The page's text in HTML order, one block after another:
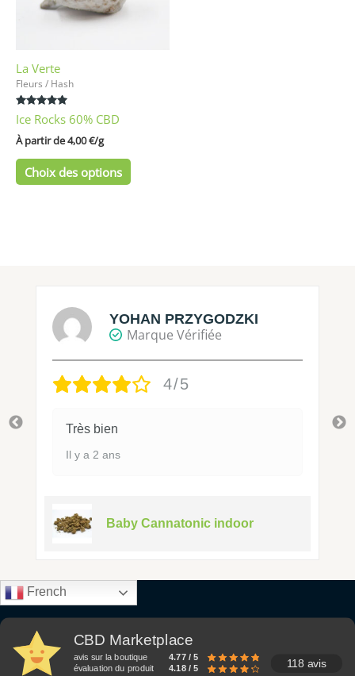
La Verte
Fleurs / Hash
Note
5.00
sur 5
Ice Rocks 60% CBD
À partir de 4,00€/g
Choix des options
produit
YOHAN PRZYGODZKI
Marque Vérifiée
4/5
Très bien
Il y a 2 ans
Baby Cannatonic indoor
French
CBD Marketplace
avis sur la boutique
4.77 / 5
évaluation du produit
4.18 / 5 118 avis